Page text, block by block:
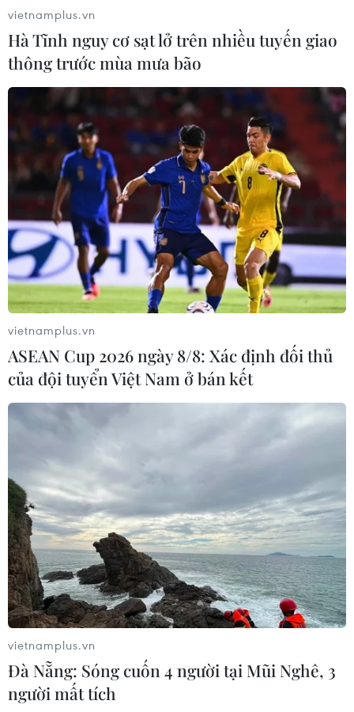
thân lâu năm.
vietnamplus.vn
Hà Tĩnh nguy cơ sạt lở trên nhiều tuyến giao
thông trước mùa mưa bão
vietnamplus.vn
ASEAN Cup 2026 ngày 8/8: Xác định đối thủ
của đội tuyển Việt Nam ở bán kết
vietnamplus.vn
Đà Nẵng: Sóng cuốn 4 người tại Mũi Nghê, 3
người mất tích